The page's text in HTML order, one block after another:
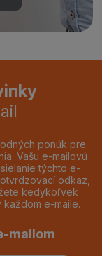
ponúk pre
Vašu e-mailovú
týchto e-
odkaz,
kedykoľvek
e-maile.
mailom